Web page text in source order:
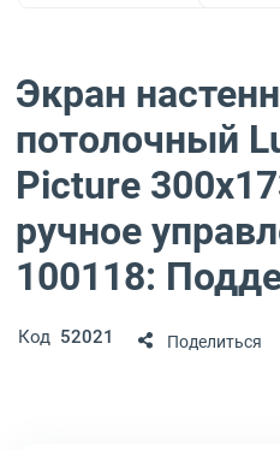
Экран
потолочный
Picture
ручное
100118:
Код 52021 Поделиться